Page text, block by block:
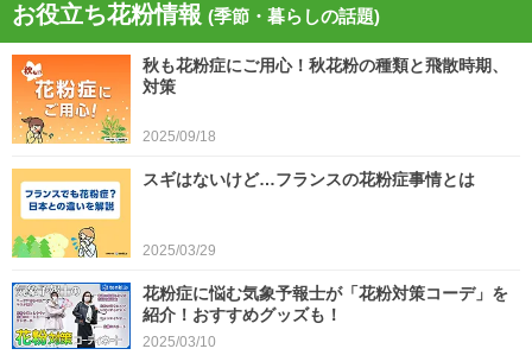
2026/04/21
今日21日は黄砂が広く飛来 花粉とのダブル影響
に注意 症状悪化や洗濯物など対策を
2026/04/21
スギ、ヒノキ花粉シーズン終了へ 東京の飛散量
お役立ち花粉情報 (季節・暮らしの話題)
秋も花粉症にご用心！秋花粉の種類と飛散時期、
対策
2025/09/18
スギはないけど…フランスの花粉症事情とは
2025/03/29
花粉症に悩む気象予報士が「花粉対策コーデ」を
紹介！おすすめグッズも！
2025/03/10